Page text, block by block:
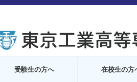
受験生の方へ 在校生の方